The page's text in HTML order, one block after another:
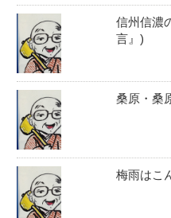
信州信濃
言』)
桑原・桑
梅雨はこ